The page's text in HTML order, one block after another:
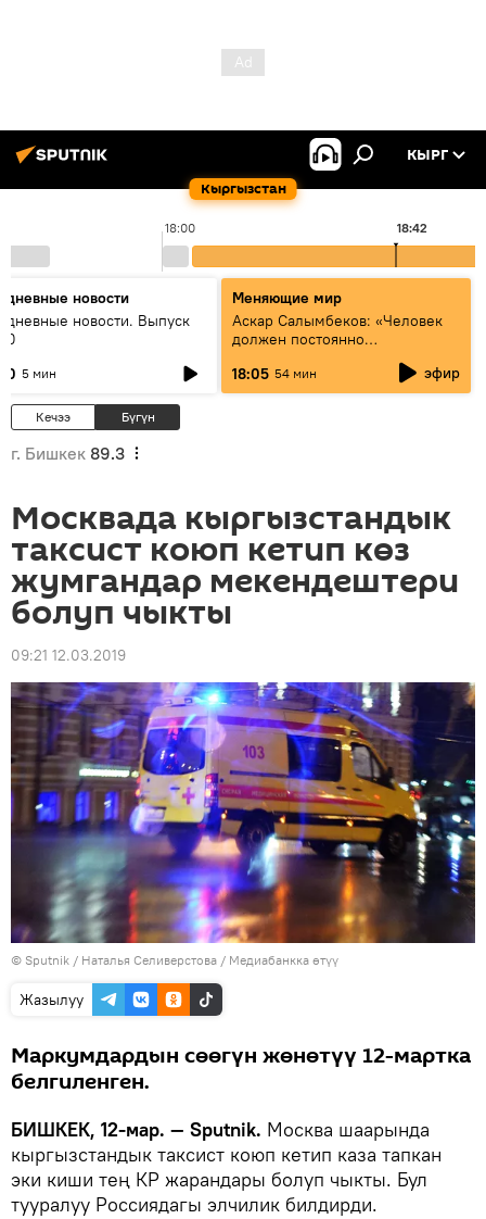
Кыргызстан
КЫРГ
18:00 18:42
новости
новости. Выпуск
5 мин
Меняющие мир
Аскар Салымбеков: «Человек
должен постоянно
18:05 54 мин эфир
Кечээ Бүгүн
г. Бишкек 89.3
Москвада кыргызстандык
таксист коюп кетип көз
жумгандар мекендештери
болуп чыкты
09:21 12.03.2019
© Sputnik / Наталья Селиверстова / Медиабанкка өтүү
Жазылуу
Маркумдардын сөөгүн жөнөтүү 12-мартка
белгиленген.
БИШКЕК, 12-мар. — Sputnik. Москва шаарында
кыргызстандык таксист коюп кетип каза тапкан
эки киши тең КР жарандары болуп чыкты. Бул
тууралуу Россиядагы элчилик билдирди.